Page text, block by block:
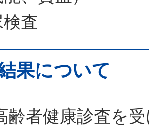
検査
果について
齢者健康診査を